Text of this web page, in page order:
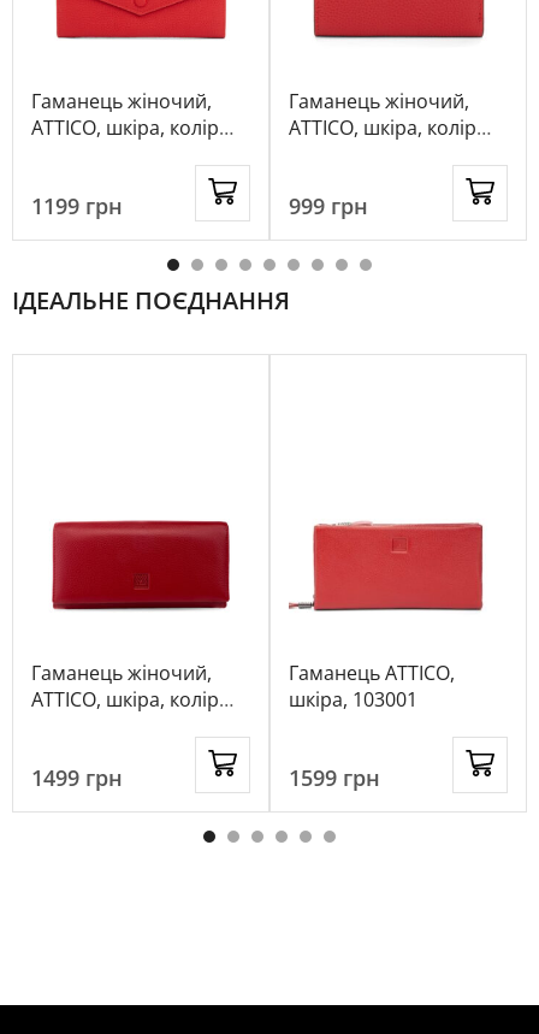
Гаманець жіночий,
ATTICO, шкіра, колір
1199 грн
Гаманець жіночий,
ATTICO, шкіра, колір
999 грн
ІДЕАЛЬНЕ ПОЄДНАННЯ
Гаманець жіночий,
ATTICO, шкіра, колір
1499 грн
Гаманець ATTICO,
шкіра, 103001
1599 грн